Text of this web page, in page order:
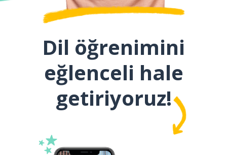
Dil öğrenimini
eğlenceli hale
getiriyoruz!